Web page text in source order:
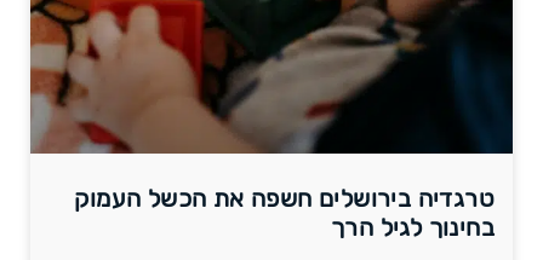
טרגדיה בירושלים חשפה את הכשל העמוק
בחינוך לגיל הרך